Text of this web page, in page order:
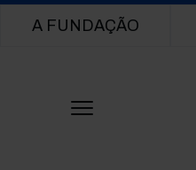
Main navigation
A FUNDAÇÃO